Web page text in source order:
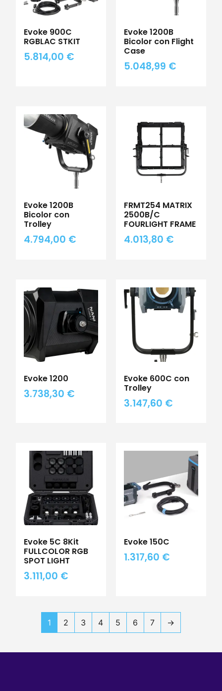
Evoke 900C
RGBLAC STKIT
5.814,00 €
Evoke 1200B
Bicolor con Flight
Case
5.048,99 €
Evoke 1200B
Bicolor con
Trolley
4.794,00 €
FRMT254 MATRIX
2500B/C
FOURLIGHT FRAME
4.013,80 €
Evoke 1200
3.738,30 €
Evoke 600C con
Trolley
3.147,60 €
Evoke 5C 8Kit
FULLCOLOR RGB
SPOT LIGHT
3.111,00 €
Evoke 150C
1.317,60 €
1 2 3 4 5 6 7 →